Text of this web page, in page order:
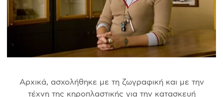
Αρχικά, ασχολήθηκε με τη ζωγραφική και με την
τέχνη της κηροπλαστικής για την κατασκευή